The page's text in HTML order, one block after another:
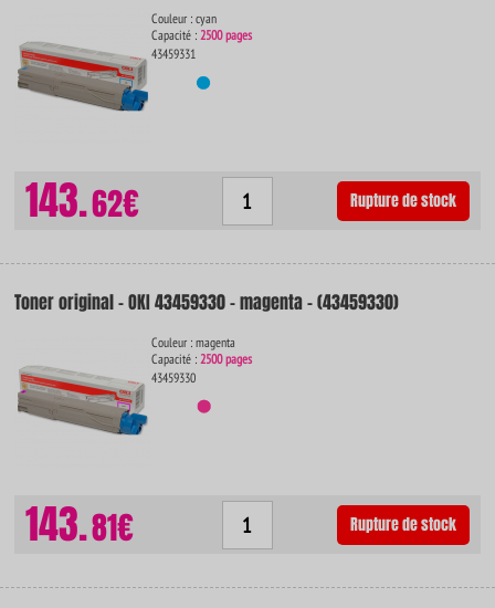
Couleur : cyan
Capacité :2500 pages
43459331
143.62€ Rupture de stock
Toner original - OKI 43459330 - magenta - (43459330)
Couleur : magenta
Capacité :2500 pages
43459330
143.81€ Rupture de stock